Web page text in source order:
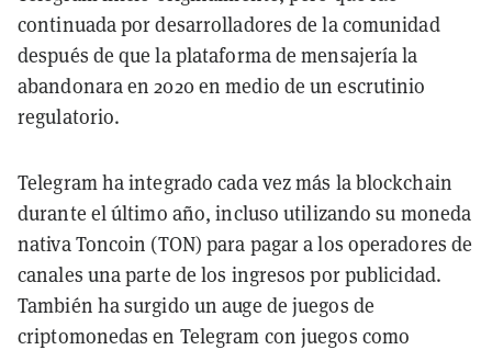
continuada por desarrolladores de la comunidad
después de que la plataforma de mensajería la
abandonara en 2020 en medio de un escrutinio
regulatorio.
Telegram ha integrado cada vez más la blockchain
durante el último año, incluso utilizando su moneda
nativa Toncoin (TON) para pagar a los operadores de
canales una parte de los ingresos por publicidad.
También ha surgido un auge de juegos de
criptomonedas en Telegram con juegos como